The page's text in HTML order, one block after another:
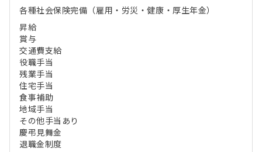
各種社会保険完備（雇用・労災・健康・厚生年金）
昇給
賞与
交通費支給
役職手当
残業手当
住宅手当
食事補助
地域手当
その他手当あり
慶弔見舞金
退職金制度